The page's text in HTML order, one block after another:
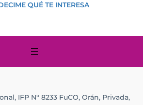
QUÉ TE INTERESA
IFP N° 8233 FuCO, Orán, Privada,